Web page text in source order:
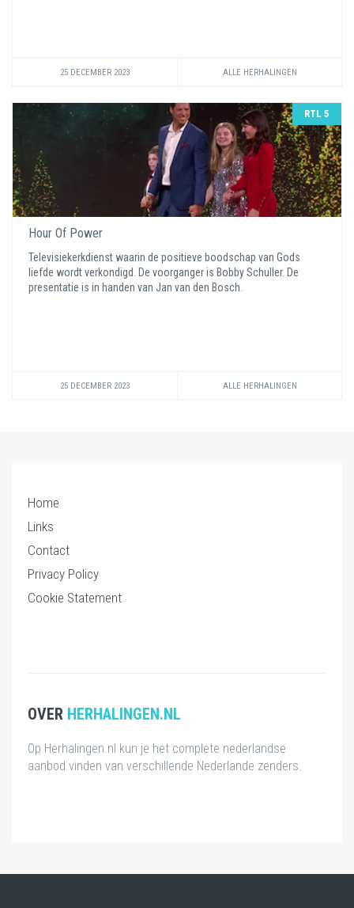
25 DECEMBER 2023 ALLE HERHALINGEN
RTL 5
Hour Of Power
Televisiekerkdienst waarin de positieve boodschap van Gods
liefde wordt verkondigd. De voorganger is Bobby Schuller. De
presentatie is in handen van Jan van den Bosch.
25 DECEMBER 2023 ALLE HERHALINGEN
Home
Links
Contact
Privacy Policy
Cookie Statement
OVER HERHALINGEN.NL
Op Herhalingen.nl kun je het complete nederlandse
aanbod vinden van verschillende Nederlande zenders.